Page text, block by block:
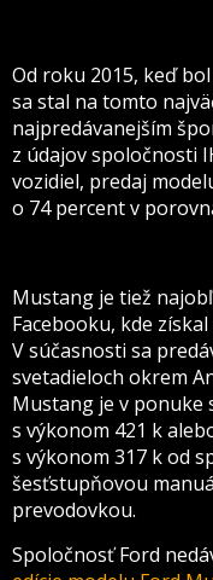
Od roku 2015, keď
sa stal na tomto
najpredávanejším
z údajov spoločnosti
vozidiel, predaj
o 74 percent v
Mustang je tiež
Facebooku, kde
V súčasnosti sa
svetadieloch okrem
Mustang je v ponuke
s výkonom 421 k
s výkonom 317 k od
šesťstupňovou
prevodovkou.
Spoločnosť Ford